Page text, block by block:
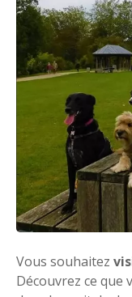
Vous souhaitez
Découvrez ce que